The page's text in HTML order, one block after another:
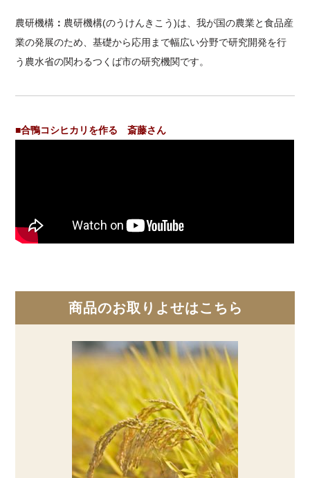
農研機構 ： 農研機構(のうけんきこう)は、我が国の農業と食品産
業の発展のため、基礎から応用まで幅広い分野で研究開発を行
う農水省の関わるつくば市の研究機関です。
■合鴨コシヒカリを作る 斎藤さん
商品のお取りよせはこちら